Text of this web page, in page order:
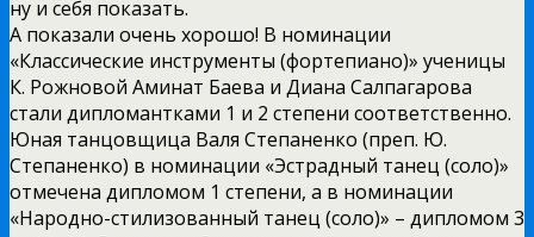
ну и себя показать.
А показали очень хорошо! В номинации
«Классические инструменты (фортепиано)» ученицы
К. Рожновой Аминат Баева и Диана Салпагарова
стали дипломантками 1 и 2 степени соответственно.
Юная танцовщица Валя Степаненко (преп. Ю.
Степаненко) в номинации «Эстрадный танец (соло)»
отмечена дипломом 1 степени, а в номинации
«Народно-стилизованный танец (соло)» – дипломом 3